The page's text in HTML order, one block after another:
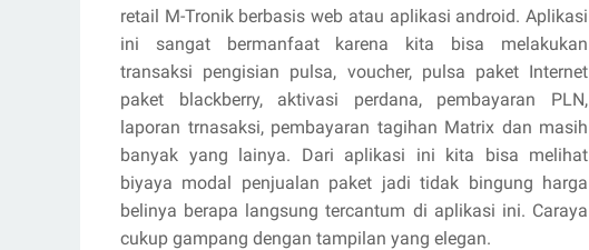
retail M-Tronik berbasis web atau aplikasi android. Aplikasi
ini sangat bermanfaat karena kita bisa melakukan
transaksi pengisian pulsa, voucher, pulsa paket Internet
paket blackberry, aktivasi perdana, pembayaran PLN,
laporan trnasaksi, pembayaran tagihan Matrix dan masih
banyak yang lainya. Dari aplikasi ini kita bisa melihat
biyaya modal penjualan paket jadi tidak bingung harga
belinya berapa langsung tercantum di aplikasi ini. Caraya
cukup gampang dengan tampilan yang elegan.